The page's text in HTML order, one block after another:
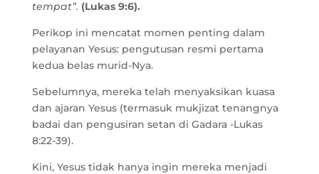
tempat”. (Lukas 9:6).
Perikop ini mencatat momen penting dalam
pelayanan Yesus: pengutusan resmi pertama
kedua belas murid-Nya.
Sebelumnya, mereka telah menyaksikan kuasa
dan ajaran Yesus (termasuk mukjizat tenangnya
badai dan pengusiran setan di Gadara -Lukas
8:22-39).
Kini, Yesus tidak hanya ingin mereka menjadi